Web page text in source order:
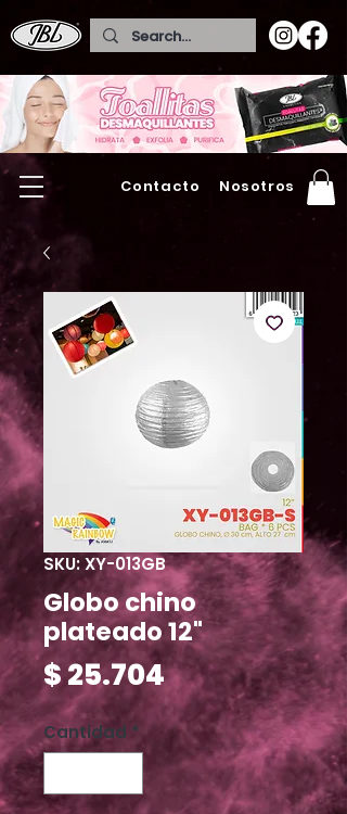
Contacto Nosotros
SKU: XY-013GB
Globo chino
plateado 12"
$ 25.704Precio
Cantidad *